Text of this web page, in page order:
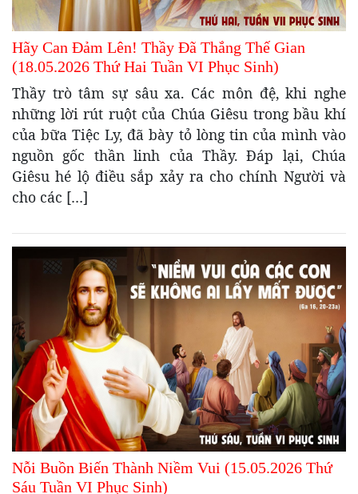
Hãy Can Đảm Lên! Thầy Đã Thắng Thế Gian
(18.05.2026 Thứ Hai Tuần VI Phục Sinh)
Thầy trò tâm sự sâu xa. Các môn đệ, khi nghe
những lời rút ruột của Chúa Giêsu trong bầu khí
của bữa Tiệc Ly, đã bày tỏ lòng tin của mình vào
nguồn gốc thần linh của Thầy. Đáp lại, Chúa
Giêsu hé lộ điều sắp xảy ra cho chính Người và
cho các […]
Nỗi Buồn Biến Thành Niềm Vui (15.05.2026 Thứ
Sáu Tuần VI Phục Sinh)